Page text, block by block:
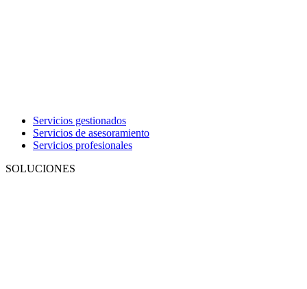
Servicios gestionados
Servicios de asesoramiento
Servicios profesionales
SOLUCIONES